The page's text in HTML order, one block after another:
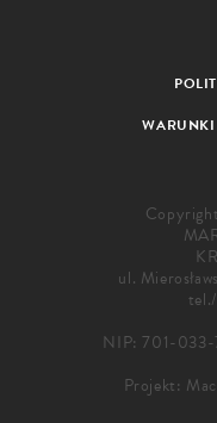
WARUNKI
ul.
NIP: 701-
Projekt: